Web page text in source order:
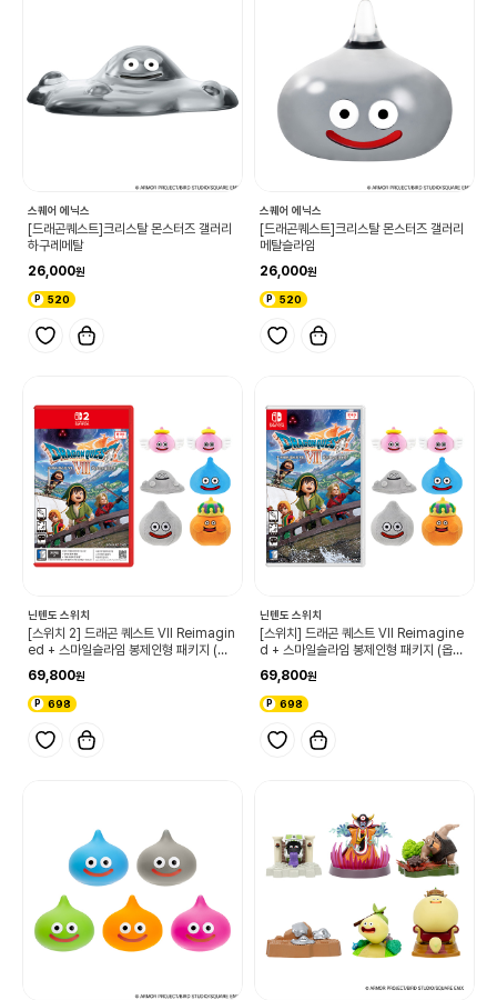
스퀘어 에닉스
[드래곤퀘스트]크리스탈 몬스터즈 갤러리
하구레메탈
26,000
520
스퀘어 에닉스
[드래곤퀘스트]크리스탈 몬스터즈 갤러리
메탈슬라임
26,000
520
닌텐도 스위치
[스위치 2] 드래곤 퀘스트 VII Reimagin
ed + 스마일슬라임 봉제인형 패키지 (옵
69,800
698
닌텐도 스위치
[스위치] 드래곤 퀘스트 VII Reimagine
d + 스마일슬라임 봉제인형 패키지 (옵션
69,800
698